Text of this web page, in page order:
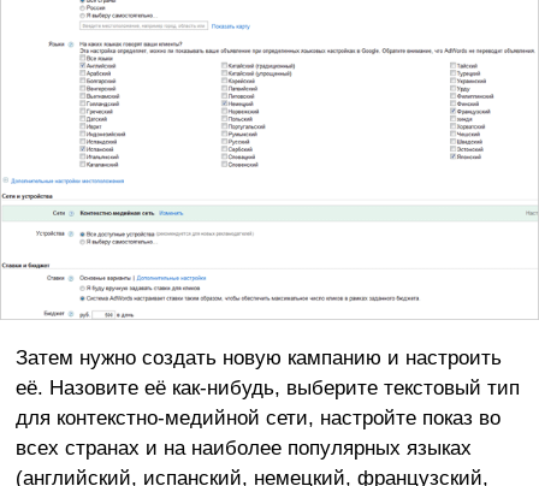
Затем нужно создать новую кампанию и настроить
её. Назовите её как-нибудь, выберите текстовый тип
для контекстно-медийной сети, настройте показ во
всех странах и на наиболее популярных языках
(английский, испанский, немецкий, французский,